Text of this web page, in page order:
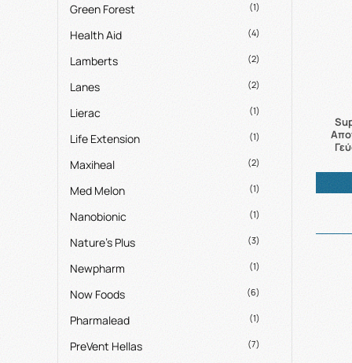
Green Forest (1)
Health Aid (4)
Lamberts (2)
Lanes (2)
Lierac (1)
Life Extension (1)
Maxiheal (2)
Med Melon (1)
Nanobionic (1)
Nature's Plus (3)
Newpharm (1)
Now Foods (6)
Pharmalead (1)
PreVent Hellas (7)